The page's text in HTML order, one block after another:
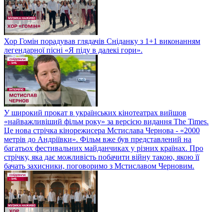
Хор Гомін порадував глядачів Сніданку з 1+1 виконанням
легендарної пісні «Я піду в далекі гори».
У широкий прокат в українських кінотеатрах вийшов
«найважливіший фільм року» за версією видання The Times.
Це нова стрічка кінорежисера Мстислава Чернова - «2000
метрів до Андріївки». Фільм вже був представлений на
багатьох фестивальних майданчиках у різних країнах. Про
стрічку, яка дає можливість побачити війну такою, якою її
бачать захисники, поговоримо з Мстиславом Черновим.